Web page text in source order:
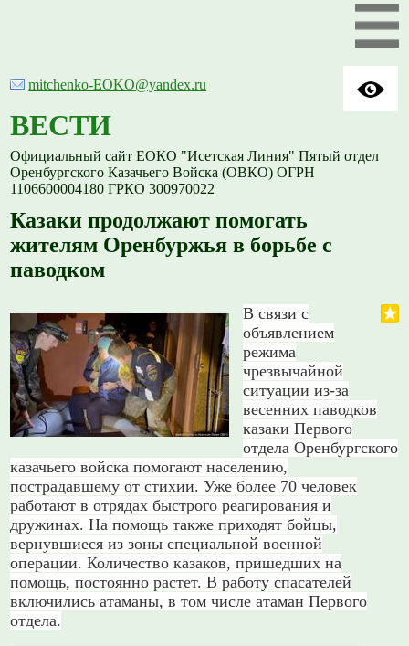
mitchenko-EOKO@yandex.ru
ВЕСТИ
Официальный сайт ЕОКО "Исетская Линия" Пятый отдел
Оренбургского Казачьего Войска (ОВКО) ОГРН
1106600004180 ГРКО 300970022
Казаки продолжают помогать
жителям Оренбуржья в борьбе с
паводком
В связи с
объявлением
режима
чрезвычайной
ситуации из-за
весенних паводков
казаки Первого
отдела Оренбургского
казачьего войска помогают населению,
пострадавшему от стихии. Уже более 70 человек
работают в отрядах быстрого реагирования и
дружинах. На помощь также приходят бойцы,
вернувшиеся из зоны специальной военной
операции. Количество казаков, пришедших на
помощь, постоянно растет. В работу спасателей
включились атаманы, в том числе атаман Первого
отдела.